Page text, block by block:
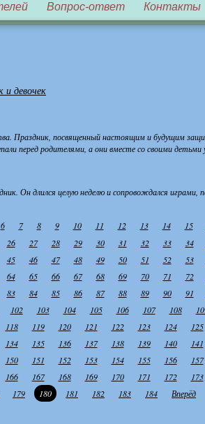
Вопрос-ответ Контакты
девочек
Праздник, посвященный настоящим и будущим
перед родителями, а они вместе со своими детьми
Он длился целую неделю и сопровождался играми,
6 7 8 9 10 11 12 13 14 15
26 27 28 29 30 31 32 33 34
45 46 47 48 49 50 51 52 53
64 65 66 67 68 69 70 71 72
83 84 85 86 87 88 89 90 91
102 103 104 105 106 107 108
118 119 120 121 122 123 124 125
134 135 136 137 138 139 140 141
150 151 152 153 154 155 156 157
166 167 168 169 170 171 172 173
179 180 181 182 183 184 Вперёд